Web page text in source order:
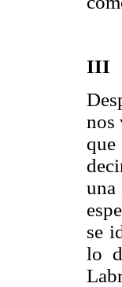
III
nos
una
se
lo